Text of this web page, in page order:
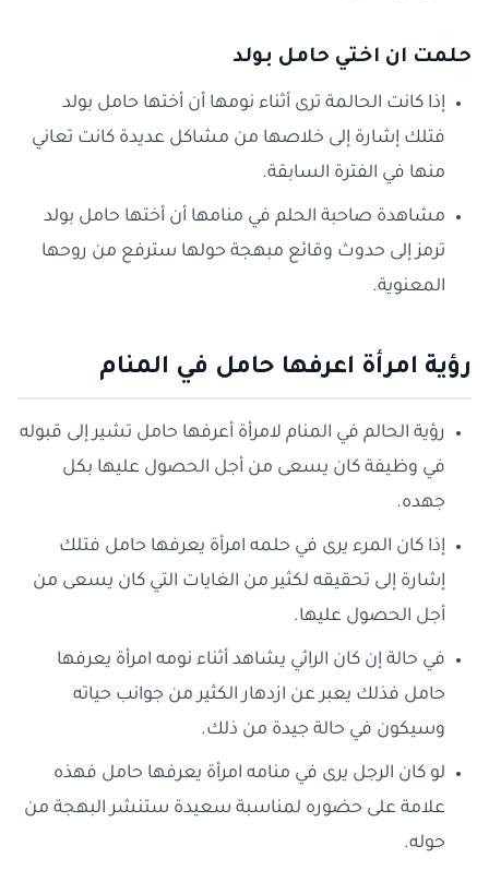
حلمت ان اختي حامل بولد
إذا كانت الحالمة ترى أثناء نومها أن أختها حامل بولد
فتلك إشارة إلى خلاصها من مشاكل عديدة كانت تعاني
منها في الفترة السابقة.
مشاهدة صاحبة الحلم في منامها أن أختها حامل بولد
ترمز إلى حدوث وقائع مبهجة حولها سترفع من روحها
المعنوية.
رؤية امرأة اعرفها حامل في المنام
رؤية الحالم في المنام لامرأة أعرفها حامل تشير إلى قبوله
في وظيفة كان يسعى من أجل الحصول عليها بكل
جهده.
إذا كان المرء يرى في حلمه امرأة يعرفها حامل فتلك
إشارة إلى تحقيقه لكثير من الغايات التي كان يسعى من
أجل الحصول عليها.
في حالة إن كان الرائي يشاهد أثناء نومه امرأة يعرفها
حامل فذلك يعبر عن ازدهار الكثير من جوانب حياته
وسيكون في حالة جيدة من ذلك.
لو كان الرجل يرى في منامه امرأة يعرفها حامل فهذه
علامة على حضوره لمناسبة سعيدة ستنشر البهجة من
حوله.